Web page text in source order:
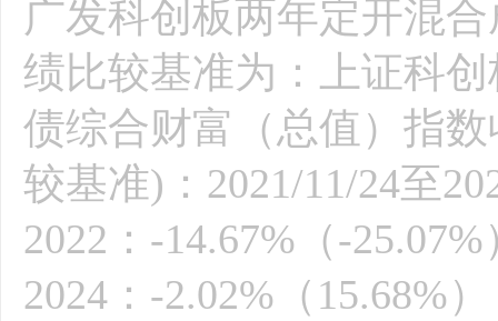
广发科创板两年定开混
绩比较基准为：上证科
债综合财富（总值）指
较基准)：2021/11/24至
2022：-14.67%（-
2024：-2.02%（15.68%